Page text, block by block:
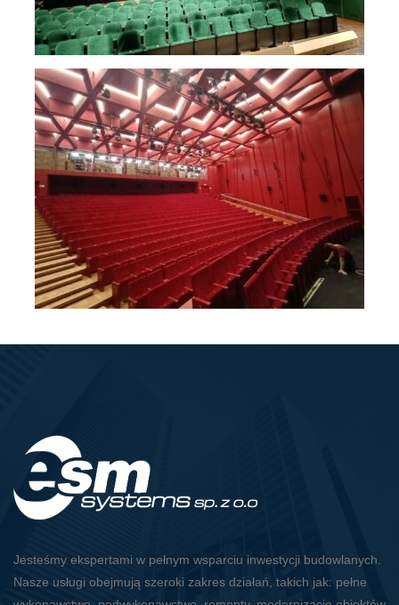
Jesteśmy ekspertami w pełnym wsparciu inwestycji budowlanych.
Nasze usługi obejmują szeroki zakres działań, takich jak: pełne